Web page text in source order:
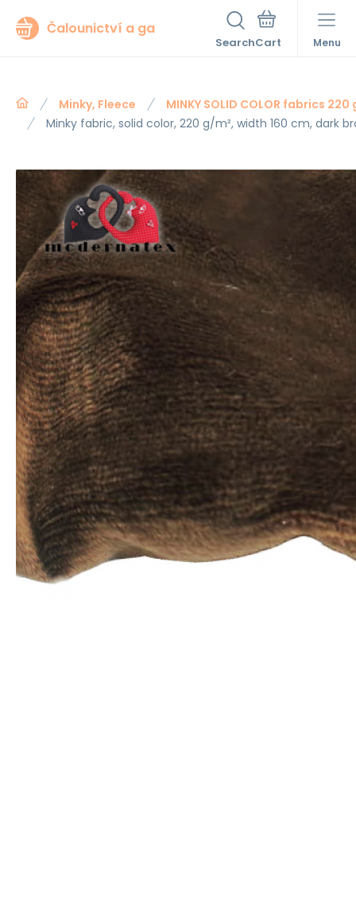
Čalounictví a ga
Search Menu
Minky, Fleece
MINKY SOLID COLOR fabrics 220
Minky fabric, solid color, 220 g/m², width 160 cm, dark